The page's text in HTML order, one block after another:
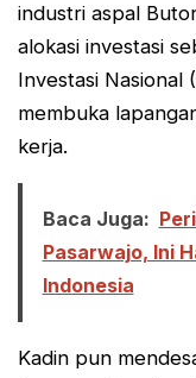
industri aspal
alokasi investasi
Investasi Nasional
membuka
kerja.
Baca Juga:
Pasarwajo, Ini
Indonesia
Kadin pun